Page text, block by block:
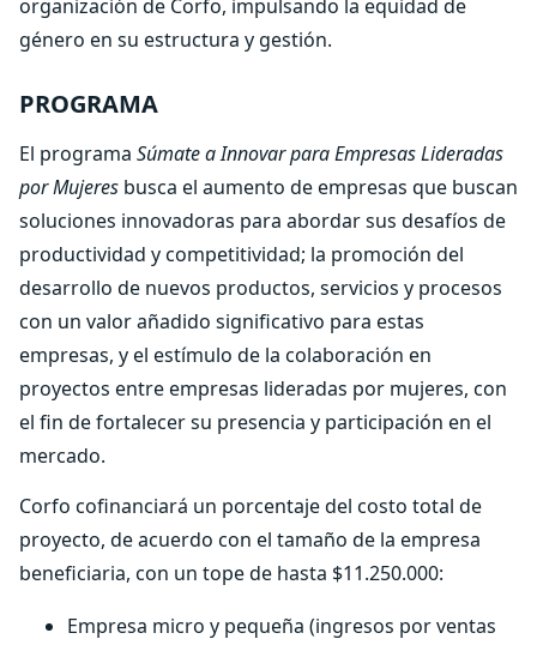
organización de Corfo, impulsando la equidad de
género en su estructura y gestión.
PROGRAMA
El programa Súmate a Innovar para Empresas Lideradas
por Mujeres busca el aumento de empresas que buscan
soluciones innovadoras para abordar sus desafíos de
productividad y competitividad; la promoción del
desarrollo de nuevos productos, servicios y procesos
con un valor añadido significativo para estas
empresas, y el estímulo de la colaboración en
proyectos entre empresas lideradas por mujeres, con
el fin de fortalecer su presencia y participación en el
mercado.
Corfo cofinanciará un porcentaje del costo total de
proyecto, de acuerdo con el tamaño de la empresa
beneficiaria, con un tope de hasta $11.250.000:
Empresa micro y pequeña (ingresos por ventas